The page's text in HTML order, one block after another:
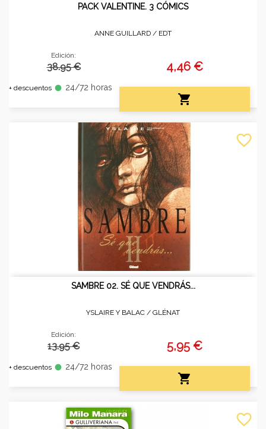
PACK VALENTINE. 3 CÓMICS
ANNE GUILLARD / EDT
Edición:
38.95 €
+ descuentos fiber_manual_record 24/72 horas
4,46 €

SAMBRE 02. SÉ QUE VENDRÁS...
YSLAIRE Y BALAC / GLÉNAT
Edición:
13.95 €
+ descuentos fiber_manual_record 24/72 horas
5,95 €

favorite_border
favorite_border